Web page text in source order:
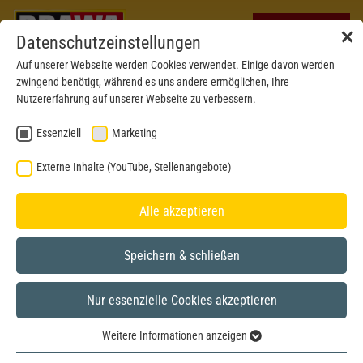
✕
Datenschutzeinstellungen
Auf unserer Webseite werden Cookies verwendet. Einige davon werden
zwingend benötigt, während es uns andere ermöglichen, Ihre
Nutzererfahrung auf unserer Webseite zu verbessern.
Essenziell Marketing
Externe Inhalte (YouTube, Stellenangebote)
Alle akzeptieren
Speichern & schließen
Nur essenzielle Cookies akzeptieren
Weitere Informationen anzeigen